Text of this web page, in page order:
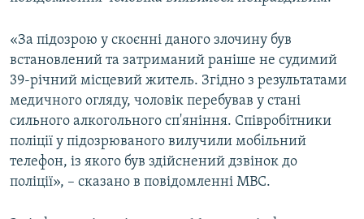
«За підозрою у скоєнні даного злочину був
встановлений та затриманий раніше не судимий
39-річний місцевий житель. Згідно з результатами
медичного огляду, чоловік перебував у стані
сильного алкогольного сп'яніння. Співробітники
поліції у підозрюваного вилучили мобільний
телефон, із якого був здійснений дзвінок до
поліції», – сказано в повідомленні МВС.